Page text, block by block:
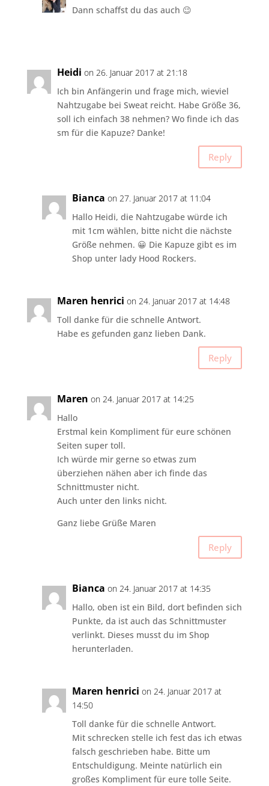
Dann schaffst du das auch 😉
Heidi on 26. Januar 2017 at 21:18
Ich bin Anfängerin und frage mich, wieviel
Nahtzugabe bei Sweat reicht. Habe Größe 36,
soll ich einfach 38 nehmen? Wo finde ich das
sm für die Kapuze? Danke!
Reply
Bianca on 27. Januar 2017 at 11:04
Hallo Heidi, die Nahtzugabe würde ich
mit 1cm wählen, bitte nicht die nächste
Größe nehmen. 😀 Die Kapuze gibt es im
Shop unter lady Hood Rockers.
Maren henrici on 24. Januar 2017 at 14:48
Toll danke für die schnelle Antwort.
Habe es gefunden ganz lieben Dank.
Reply
Maren on 24. Januar 2017 at 14:25
Hallo
Erstmal kein Kompliment für eure schönen
Seiten super toll.
Ich würde mir gerne so etwas zum
überziehen nähen aber ich finde das
Schnittmuster nicht.
Auch unter den links nicht.
Ganz liebe Grüße Maren
Reply
Bianca on 24. Januar 2017 at 14:35
Hallo, oben ist ein Bild, dort befinden sich
Punkte, da ist auch das Schnittmuster
verlinkt. Dieses musst du im Shop
herunterladen.
Maren henrici on 24. Januar 2017 at
14:50
Toll danke für die schnelle Antwort.
Mit schrecken stelle ich fest das ich etwas
falsch geschrieben habe. Bitte um
Entschuldigung. Meinte natürlich ein
großes Kompliment für eure tolle Seite.